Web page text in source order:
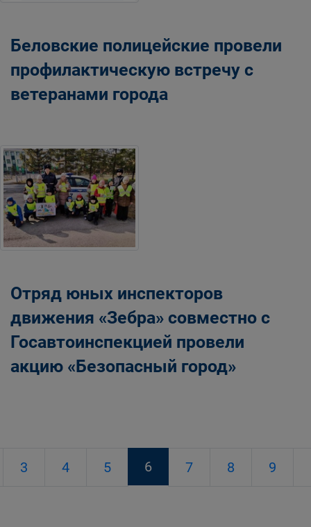
Беловские полицейские провели
профилактическую встречу с
ветеранами города
Отряд юных инспекторов
движения «Зебра» совместно с
Госавтоинспекцией провели
акцию «Безопасный город»
3 4 5 6 7 8 9